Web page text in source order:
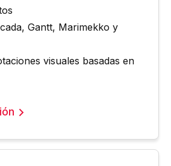
Gantt, Marimekko y
visuales basadas en